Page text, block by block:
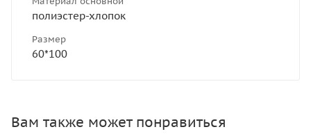
полиэстер-хлопок
Размер
60*100
Вам также может понравиться